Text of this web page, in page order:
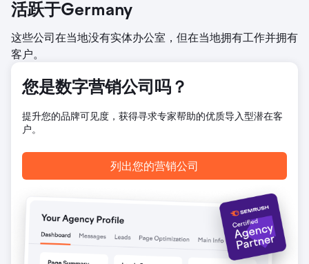
活跃于Germany
这些公司在当地没有实体办公室，但在当地拥有工作并拥有
客户。
您是数字营销公司吗？
提升您的品牌可见度，获得寻求专家帮助的优质导入型潜在客
户。
列出您的营销公司